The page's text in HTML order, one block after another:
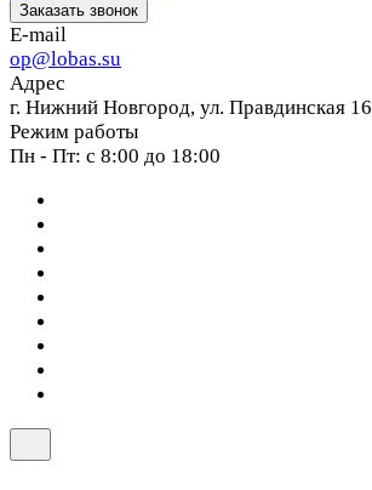
Заказать звонок
E-mail
op@lobas.su
Адрес
г. Нижний Новгород, ул. Правдинская 16
Режим работы
Пн - Пт: с 8:00 до 18:00